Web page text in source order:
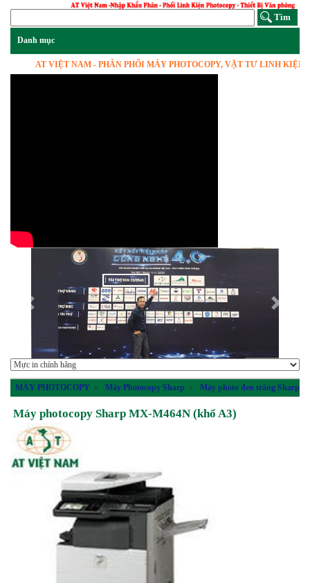
AT VIỆT NAM - PHÂN PHỐI MÁY PHOTOCOPY, VẬT TƯ LINH KIỆN, HÀNG
Previous Next
MÁY PHOTOCOPY » Máy Photocopy Sharp » Máy photo đen trắng Sharp
Máy photocopy Sharp MX-M464N (khổ A3)